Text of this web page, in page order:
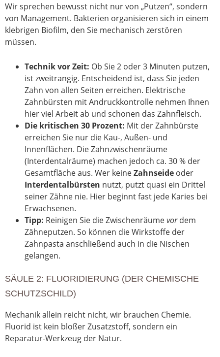
Wir sprechen bewusst nicht nur von „Putzen“, sondern
von Management. Bakterien organisieren sich in einem
klebrigen Biofilm, den Sie mechanisch zerstören
müssen.
Technik vor Zeit: Ob Sie 2 oder 3 Minuten putzen,
ist zweitrangig. Entscheidend ist, dass Sie jeden
Zahn von allen Seiten erreichen. Elektrische
Zahnbürsten mit Andruckkontrolle nehmen Ihnen
hier viel Arbeit ab und schonen das Zahnfleisch.
Die kritischen 30 Prozent: Mit der Zahnbürste
erreichen Sie nur die Kau-, Außen- und
Innenflächen. Die Zahnzwischenräume
(Interdentalräume) machen jedoch ca. 30 % der
Gesamtfläche aus. Wer keineZahnseide oder
Interdentalbürsten nutzt, putzt quasi ein Drittel
seiner Zähne nie. Hier beginnt fast jede Karies bei
Erwachsenen.
Tipp: Reinigen Sie die Zwischenräumevordem
Zähneputzen. So können die Wirkstoffe der
Zahnpasta anschließend auch in die Nischen
gelangen.
SÄULE 2: FLUORIDIERUNG (DER CHEMISCHE
SCHUTZSCHILD)
Mechanik allein reicht nicht, wir brauchen Chemie.
Fluorid ist kein bloßer Zusatzstoff, sondern ein
Reparatur-Werkzeug der Natur.